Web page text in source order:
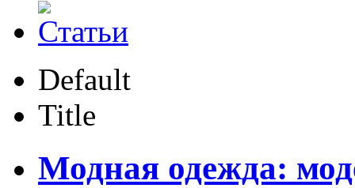
Default
Title
Модная одежда: